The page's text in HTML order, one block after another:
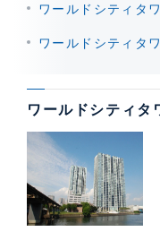
ワールドシティタ
ワールドシティタ
ワールドシティタ